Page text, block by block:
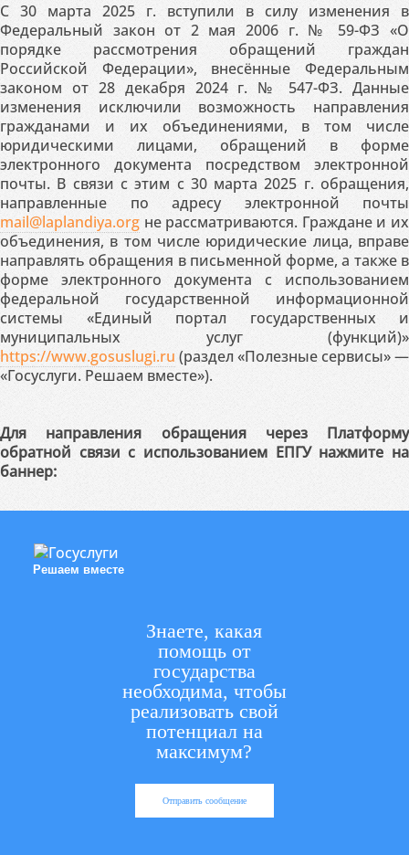
С 30 марта 2025 г. вступили в силу изменения в
Федеральный закон от 2 мая 2006 г. № 59-ФЗ «О
порядке рассмотрения обращений граждан
Российской Федерации», внесённые Федеральным
законом от 28 декабря 2024 г. № 547-ФЗ. Данные
изменения исключили возможность направления
гражданами и их объединениями, в том числе
юридическими лицами, обращений в форме
электронного документа посредством электронной
почты. В связи с этим с 30 марта 2025 г. обращения,
направленные по адресу электронной почты
mail@laplandiya.org не рассматриваются. Граждане и их
объединения, в том числе юридические лица, вправе
направлять обращения в письменной форме, а также в
форме электронного документа с использованием
федеральной государственной информационной
системы «Единый портал государственных и
муниципальных услуг (функций)»
https://www.gosuslugi.ru (раздел «Полезные сервисы» —
«Госуслуги. Решаем вместе»).
Для направления обращения через Платформу
обратной связи с использованием ЕПГУ нажмите на
баннер:
Решаем вместе
Знаете, какая
помощь от
государства
необходима, чтобы
реализовать свой
потенциал на
максимум?
Отправить сообщение